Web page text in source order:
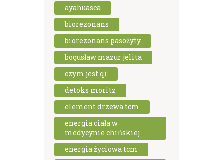
ayahuasca
biorezonans
biorezonans pasożyty
bogusław mazur jelita
czym jest qi
detoks moritz
element drzewa tcm
energia ciała w
medycynie chińskiej
energia życiowa tcm